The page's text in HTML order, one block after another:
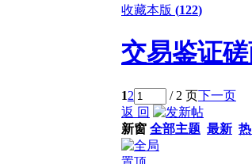
收藏本版 (122)
交易鉴证
12 / 2 页下一页
返 回
新窗 全部主题 最新